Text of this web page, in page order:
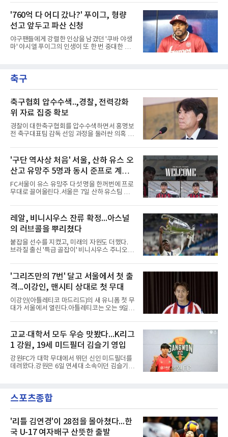
리그의 최종 순위와 포스트시즌 진출 팀이 판가
름 나는 가장 잔인하고도 중
독은 단순히 더위를 이야기하지 않았다. 우천,
폭염, 부상 등 변수가 늘어나는 현실에서 현재
팀당 144경기 체제가 과연 지속 가능한지 질문
을 던졌다.물론 144경기가 세계적으로 특별히
많은 숫자는 아니다. 메이저리그는 팀당 162경
기, 일본프로야구도 143~144경기를 치른다. 숫
자만 놓고 보면 KBO가 유난히 혹사 구조라고 말
비교하기 어려울 정도로 폭염이 길어지고 강해
지고 있다. 여기에 장마, 이
'760억 다 어디 갔나?' 푸이그, 형량
선고 앞두고 파산 신청
야구팬들에게 강렬한 인상을 남겼던 '쿠바 야생
마' 야시엘 푸이그의 인생이 또 한 번 중대한 갈
로리다 파산 법원에 챕터11 파산보호 신청을 냈
다. 챕터11은 기업이나 개인이 채권자들과 협의
다.미 매체들에 따르면 푸이그의 자산 규모는
1000만~5000만 달러(약 146억~730억 원), 부
채는 100만~1000만 달러(약 14억~146억 원) 수
준으로 신고됐다. 다만 법원은 채권자 목록과 자
산 내역 등 일부 필수 자료가 빠졌다며 서류 미비
를 지적했다.관심이 쏠리는 이
축구
축구협회 압수수색..,경찰, 전력강화
위 자료 집중 확보
경찰이 대한축구협회를 압수수색하면서 홍명보
전 축구대표팀 감독 선임 과정을 둘러싼 의혹 규
비판이 홍 전 감독에게 집중됐지만 경찰의 시선
은 다른 곳을 향한다. 성적 부진과 별개로 선임
과정에 부당함이 있었는지가 수사의 본류다.7일
연합뉴스 취재를 종합하면 서울경찰청 광역수사
단 금융범죄수사대는 전날 축구협회 사무실 등
을 압수수색해 감독 선임 관련 자료를 다수 확보
했다. 특히 감독 후보를 검토해 이사회에 추천하
독을 1순위 후보로 정하고 검증한 과정, 이사회
의 최종 승인 경위를 살
'구단 역사상 처음' 서울, 산하 유스 오
산고 유망주 5명과 동시 준프로 계
약...ACL2 겨냥
FC서울이 유스 유망주 다섯 명을 한꺼번에 프로
무대로 끌어올린다.서울은 7일 산하 유스팀 서
다고 밝혔다. 한 번에 다섯 명과 계약한 것은 구
단 역사상 처음으로, 3학년 김강준·신지섭·이서
현·정현웅과 2학년 정하원이 대상이다.오산고의
성적이 배경이 됐다. 올 시즌 백운기 전국 고등학
교 축구대회와 코리아풋볼파크 U-18 챔피언스
컵, K리그 U-17 챔피언십을 잇달아 제패했다.시
기도 맞물렸다. 서울은 9월 시작하는 아시아축
무대 경험을 주려 했다.면면도 다양하다. 측면 공
격수 정현웅은 돌파력이
레알, 비니시우스 잔류 확정...아스널
의 러브콜을 뿌리쳤다
붙잡을 선수를 지켰고, 미래의 자원도 더했다.
브라질 출신 '특급 골잡이' 비니시우스 주니오르
이어간다.스페인 프로축구 프리메라리가 '거함'
레알 마드리드는 7일(한국시간) 비니시우스와
2032년 6월 30일까지 유효한 6년 연장 계약에
합의했다고 공식 발표했다. 비니시우스는 재계
약 확정 후 사회관계망서비스(SNS)에 베르나베
우에서의 8년은 너무 짧다며, 앞으로 6년, 그리
고 영원히 함께하겠다고 애정을 드러냈다.성사
관심을 받았는데, 18개월간 이어진 재계약 협상
이 한때 교착됐기 때문이다. 그러
'그리즈만의 7번' 달고 서울에서 첫 출
격...이강인, 맨시티 상대로 첫 무대
이강인(아틀레티코 마드리드)의 새 유니폼 첫 무
대가 서울에서 열린다.아틀레티코는 오는 9일
와 2026 쿠팡플레이 시리즈 친선 경기를 치른다.
구단 소집 명단에 이강인이 포함되면서 변수가
없는 한 그의 첫 출격은 서울이 된다.등번호부터
무게가 실렸다. 이강인은 첫 경기부터 7번을 단
다. 2010년대 팀의 전성기를 이끈 앙투안 그리즈
만이 달았던 번호다.합류 과정은 순탄치 않았다.
스페인으로 건너가려던 그는 병역 특례 행정 절
짧게 호흡을 맞춰 경기에 나선다.역할도 관심사
다. 유려한 탈압박과
고교·대학서 모두 우승 맛봤다...K리그
1 강원, 19세 미드필더 김슬기 영입
강원FC가 대학 무대에서 뛰던 신인 미드필더를
데려왔다.강원은 6일 연세대 소속이던 김슬기
리그와 추계전국고등대회 우승에 기여했고, 올
해 연세대 진학 후에는 춘계한산대첩기대학대회
표팀 훈련에도 소집됐다.김슬기는 입단하게 돼
기쁘고 영광이라며 프로 무대에서도 성장해 팀
에 꼭 필요한 선수가 되겠다고 각오를 밝혔다.
스포츠종합
'리틀 김연경'이 28점을 몰아쳤다...한
국 U-17 여자배구 산뜻한 출발